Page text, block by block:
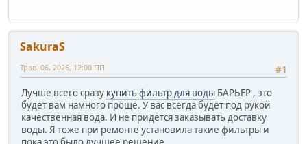
SakuraS
#1
Трав. 06, 2026, 12:00 ПП
Лучше всего сразу купить фильтр для воды БАРЬЕР , это
будет вам намного проще. У вас всегда будет под рукой
качественная вода. И не придется заказывать доставку
воды. Я тоже при ремонте установила такие фильтры и